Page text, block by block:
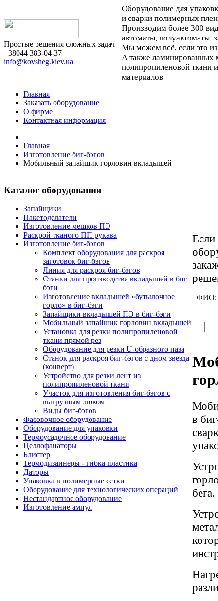
Простые решения сложных задач
+38044 383-04-37
info@kovsheg.kiev.ua
Оборудование для
и сварки полимерных
Производим более 300
автоматы, полуавтоматы,
Мы можем всё, если это
А также ламинированных
полипропиленовой ткани
материалов
Главная
Заказать оборудование
О фирме
Контактная информация
Главная
Изготовление биг-бэгов
Мобильный запайщик горловин вкладышей
Каталог оборудования
Запайщики
Пакетоделатели
Изготовление мешков ПЭ
Раскрой тканого ПП рукава
Изготовление биг-бэгов
Комплект оборудования для раскроя
заготовок биг-бэгов
Линия для раскроя биг-бэгов
Станки для производства вкладышей в биг-
бэги
Изготовление вкладышей «бутылочное
горло» в биг-бэги
Запайщики вкладышей ПЭ в биг-бэги
Мобильный запайщик горловин вкладышей
Установка для резки полипропиленовой
ткани прямой рез
Оборудование для резки U-образного паза
Станок для раскроя биг-бэгов с дном звезда
(конверт)
Устройство для резки лент из
полипропиленовой ткани
Участок для изготовления биг-бэгов с
выгрузным люком
Виды биг-бэгов
Фасовочное оборудование
Оборудование для упаковки
Термоусадочное оборудование
Целлофанаторы
Блистер
Термодизайнеры - гибка пластика
Даторы
Упаковка в полимерные сетки
Оборудование для технологических операций
Нестандартное оборудование
Изготовление ампул
ФИО:
в
бега.